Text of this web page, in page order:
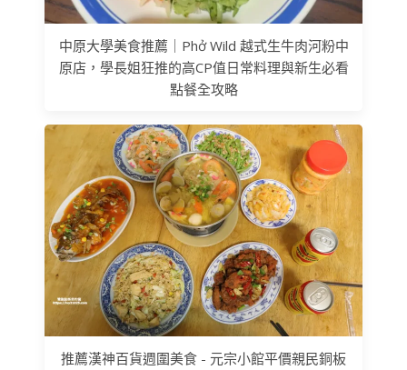
中原大學美食推薦｜Phở Wild 越式生牛肉河粉中
原店，學長姐狂推的高CP值日常料理與新生必看
點餐全攻略
推薦漢神百貨週圍美食 - 元宗小館平價親民銅板